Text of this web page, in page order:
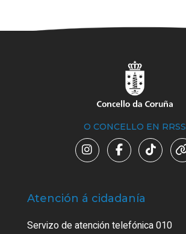
O CONCELLO EN RRSS
Atención á cidadanía
Servizo de atención telefónica 010